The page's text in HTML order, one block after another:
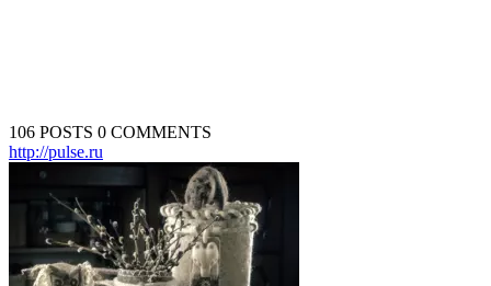
106 POSTS 0 COMMENTS
http://pulse.ru